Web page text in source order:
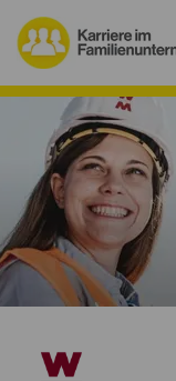
Warum
Firmenprofile
Jobs
Magazin
Initiative